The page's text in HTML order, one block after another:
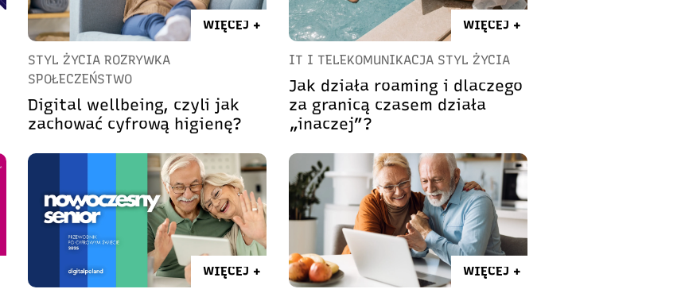
WIĘCEJ +
STYL ŻYCIA ROZRYWKA
SPOŁECZEŃSTWO
Digital wellbeing, czyli jak
zachować cyfrową higienę?
WIĘCEJ +
IT I TELEKOMUNIKACJA STYL ŻYCIA
Jak działa roaming i dlaczego
za granicą czasem działa
„inaczej”?
WIĘCEJ + WIĘCEJ +